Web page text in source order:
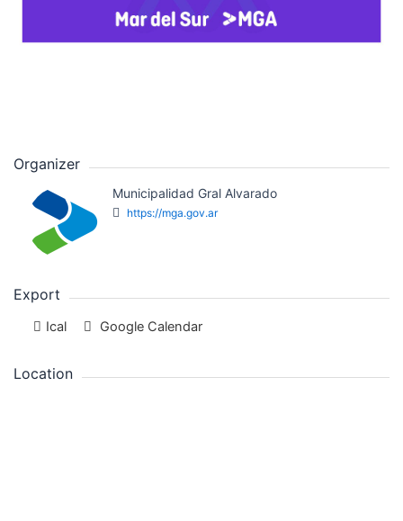
Organizer
Municipalidad Gral Alvarado
https://mga.gov.ar
Export
Ical Google Calendar
Location